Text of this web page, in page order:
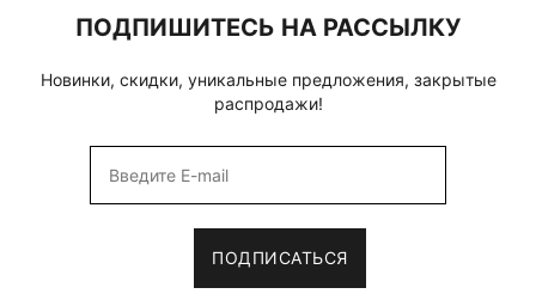
ПОДПИШИТЕСЬ НА РАССЫЛКУ
Новинки, скидки, уникальные предложения, закрытые
распродажи!
ПОДПИСАТЬСЯ